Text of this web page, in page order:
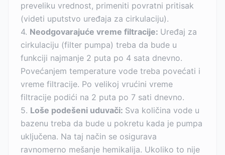
preveliku vrednost, primeniti povratni pritisak
(videti uputstvo uređaja za cirkulaciju).
4. Neodgovarajuće vreme filtracije: Uređaj za
cirkulaciju (filter pumpa) treba da bude u
funkciji najmanje 2 puta po 4 sata dnevno.
Povećanjem temperature vode treba povećati i
vreme filtracije. Po velikoj vrućini vreme
filtracije podići na 2 puta po 7 sati dnevno.
5. Loše podešeni uduvači: Sva količina vode u
bazenu treba da bude u pokretu kada je pumpa
uključena. Na taj način se osigurava
ravnomerno mešanje hemikalija. Ukoliko to nije